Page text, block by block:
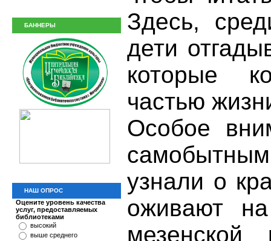
БАННЕРЫ
НАШ ОПРОС
Оцените уровень качества
услуг, предоставляемых
библиотеками
высокий
выше среднего
Здесь,
дети
которые
частью
Особое
узнали о
оживают